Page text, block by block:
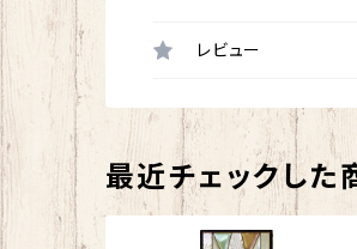
レビュー
最近チェックした